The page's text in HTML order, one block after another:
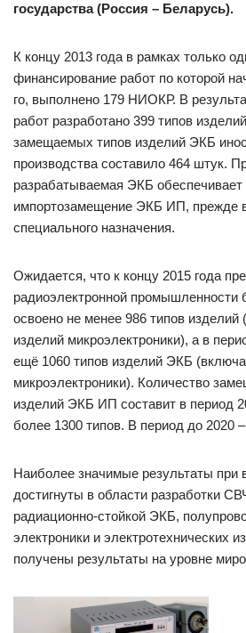
государства (Россия – Беларусь).
К концу 2013 года в рамках только
финансирование работ по которой
го, выполнено 179 НИОКР. В
работ разработано 399 типов
замещаемых типов изделий ЭКБ
производства составило 464 штук.
разрабатываемая ЭКБ обеспечивает
импортозамещение ЭКБ ИП, прежде
специального назначения.
Ожидается, что к концу 2015 года
радиоэлектронной промышленности
освоено не менее 986 типов изделий
изделий микроэлектроники), а в
ещё 1060 типов изделий ЭКБ
микроэлектроники). Количество
изделий ЭКБ ИП составит в период
более 1300 типов. В период до 2020
Наиболее значимые результаты
достигнуты в области разработки
радиационно-стойкой ЭКБ,
электроники и электротехнических
получены результаты на уровне